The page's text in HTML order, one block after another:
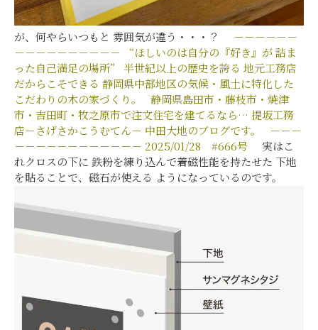
が、何やらいつもと 雰囲気が違う・・・？ －－－－－－
－－－－－－－－－－
“ほしいのは自分の『好き』が詰ま
った自己満足の場所”
半世紀以上の歴史を誇る 地元工務店
だからこそできる 静岡県中部地区の気候・風土に特化した
こだわりの木の家づくり。
静岡県島田市・藤枝市・焼津
市・吉田町・牧之原市で注文住宅を建てるなら… 提坂工務
店－さげさかこうむてん－ 中田大地のブログです。
－－－
－－－－－－－－－－－－ 2025/01/28 #666号 実はこ
れクロスの下に 鉄粉を練り込んで着磁性能を持たせた 下地
を貼ることで、磁石が使える ようになっているのです。